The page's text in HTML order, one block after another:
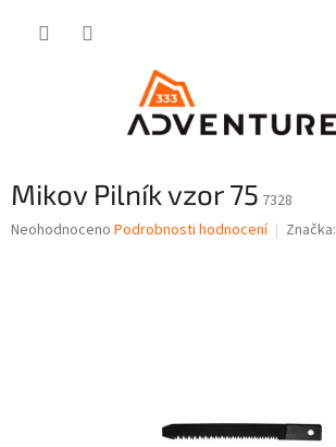
Mikov Pilník vzor 75 7328
Průměrné
Neohodnoceno Podrobnosti hodnocení Značka: